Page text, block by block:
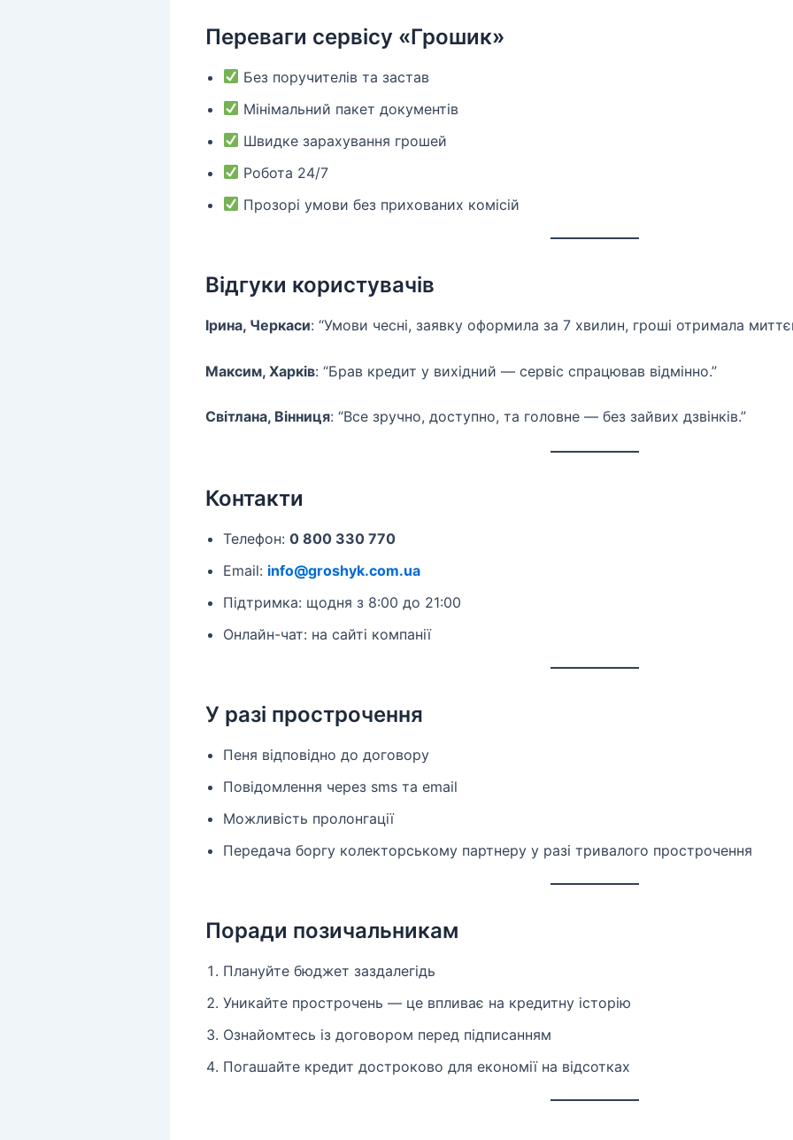
Переваги сервісу «Грошик»
Без поручителів та застав
Мінімальний пакет документів
Швидке зарахування грошей
Робота 24/7
Прозорі умови без прихованих комісій
Відгуки користувачів
Ірина, Черкаси: “Умови чесні, заявку оформила за 7 хвилин, гроші отримала
Максим, Харків: “Брав кредит у вихідний — сервіс спрацював відмінно.”
Світлана, Вінниця: “Все зручно, доступно, та головне — без зайвих дзвінків.”
Контакти
Телефон: 0 800 330 770
Email: info@groshyk.com.ua
Підтримка: щодня з 8:00 до 21:00
Онлайн-чат: на сайті компанії
У разі прострочення
Пеня відповідно до договору
Повідомлення через sms та email
Можливість пролонгації
Передача боргу колекторському партнеру у разі тривалого прострочення
Поради позичальникам
Плануйте бюджет заздалегідь
Уникайте прострочень — це впливає на кредитну історію
Ознайомтесь із договором перед підписанням
Погашайте кредит достроково для економії на відсотках